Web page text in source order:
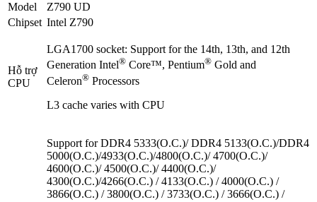
Model
Z790 UD
Chipset Intel Z790
Hỗ trợ
CPU
LGA1700 socket: Support for the 14th, 13th, and 12th
Generation Intel® Core™, Pentium® Gold and
Celeron® Processors
L3 cache varies with CPU
Support for DDR4 5333(O.C.)/ DDR4 5133(O.C.)/DDR4
5000(O.C.)/4933(O.C.)/4800(O.C.)/ 4700(O.C.)/
4600(O.C.)/ 4500(O.C.)/ 4400(O.C.)/
4300(O.C.)/4266(O.C.) / 4133(O.C.) / 4000(O.C.) /
3866(O.C.) / 3800(O.C.) / 3733(O.C.) / 3666(O.C.) /